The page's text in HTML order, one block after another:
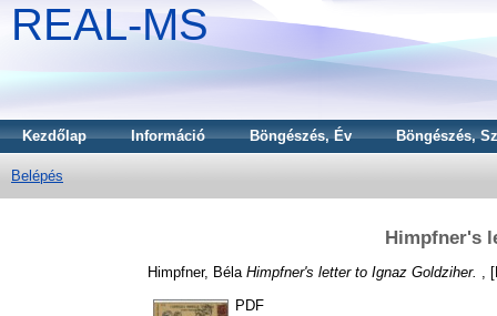
REAL-MS
Kezdőlap Információ Böngészés, Év Böngészés,
Belépés
Himpfner's
Himpfner, Béla Himpfner's letter to Ignaz Goldziher. ,
PDF